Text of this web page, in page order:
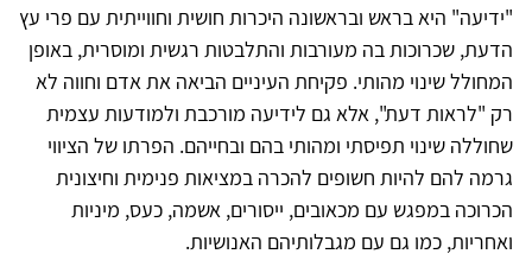
"ידיעה" היא בראש ובראשונה היכרות חושית וחווייתית עם פרי עץ
הדעת, שכרוכות בה מעורבות והתלבטות רגשית ומוסרית, באופן
המחולל שינוי מהותי. פקיחת העיניים הביאה את אדם וחווה לא
רק "לראות דעת", אלא גם לידיעה מורכבת ולמודעות עצמית
שחוללה שינוי תפיסתי ומהותי בהם ובחייהם. הפרתו של הציווי
גרמה להם להיות חשופים להכרה במציאות פנימית וחיצונית
הכרוכה במפגש עם מכאובים, ייסורים, אשמה, כעס, מיניות
ואחריות, כמו גם עם מגבלותיהם האנושיות.